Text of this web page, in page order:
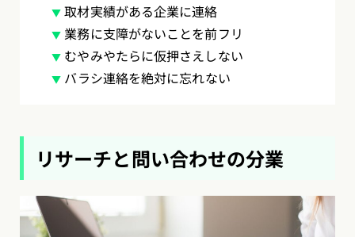
取材実績がある企業に連絡
業務に支障がないことを前フリ
むやみやたらに仮押さえしない
バラシ連絡を絶対に忘れない
リサーチと問い合わせの分業